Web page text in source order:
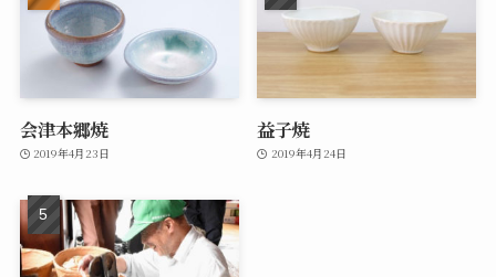
会津本郷焼
2019年4月23日
益子焼
2019年4月24日